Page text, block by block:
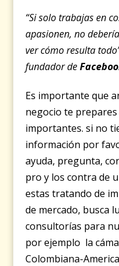
“Si solo trabajas en
apasionen, no
ver cómo resulta
fundador de
Es importante que
negocio te
importantes. si no
información por
ayuda, pregunta,
pro y los contra de
estas tratando de
de mercado, busca
consultorías para
por ejemplo la
Colombiana-